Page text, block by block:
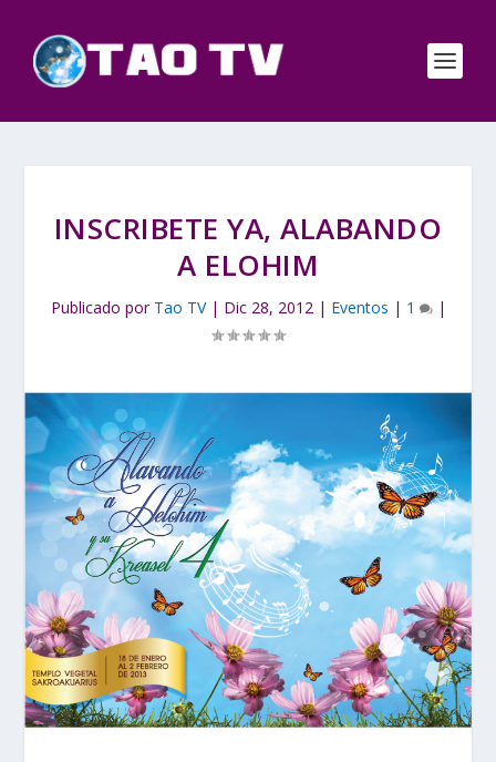
INSCRIBETE YA, ALABANDO
A ELOHIM
Publicado por Tao TV| Dic 28, 2012| Eventos | 1 |